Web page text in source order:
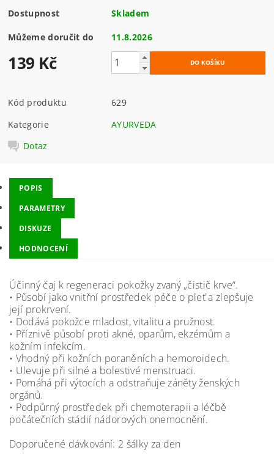
Dostupnost Skladem
Můžeme doručit do 11.8.2026
139 Kč
Kód produktu
629
Kategorie
AYURVEDA
Dotaz
POPIS
PARAMETRY
DISKUZE
HODNOCENÍ
Účinný čaj k regeneraci pokožky zvaný „čistič krve“.
• Působí jako vnitřní prostředek péče o pleť a zlepšuje
její prokrvení.
• Dodává pokožce mladost, vitalitu a pružnost.
• Příznivě působí proti akné, oparům, ekzémům a
kožním infekcím.
• Vhodný při kožních poraněních a hemoroidech.
• Ulevuje při silné a bolestivé menstruaci.
• Pomáhá při výtocích a odstraňuje záněty ženských
orgánů.
• Podpůrný prostředek při chemoterapii a léčbě
počátečních stádií nádorových onemocnění.
Doporučené dávkování: 2 šálky za den